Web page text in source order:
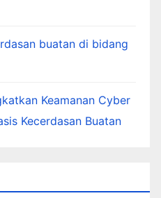
buatan di bidang
Keamanan Cyber
Kecerdasan Buatan